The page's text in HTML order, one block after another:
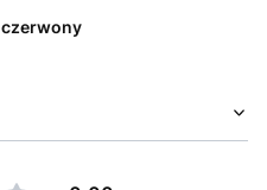
czerwony